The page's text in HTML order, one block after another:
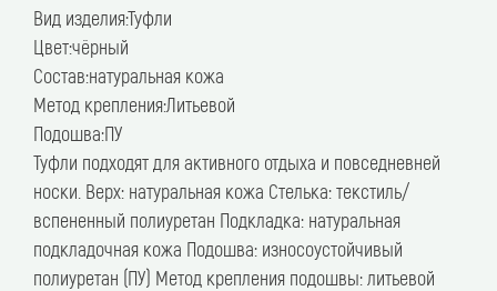
описание
Вид изделия:Туфли
Цвет:чёрный
Состав:натуральная кожа
Метод крепления:Литьевой
Подошва:ПУ
Туфли подходят для активного отдыха и повседневней
носки. Верх: натуральная кожа Стелька: текстиль/
вспененный полиуретан Подкладка: натуральная
подкладочная кожа Подошва: износоустойчивый
полиуретан (ПУ) Метод крепления подошвы: литьевой